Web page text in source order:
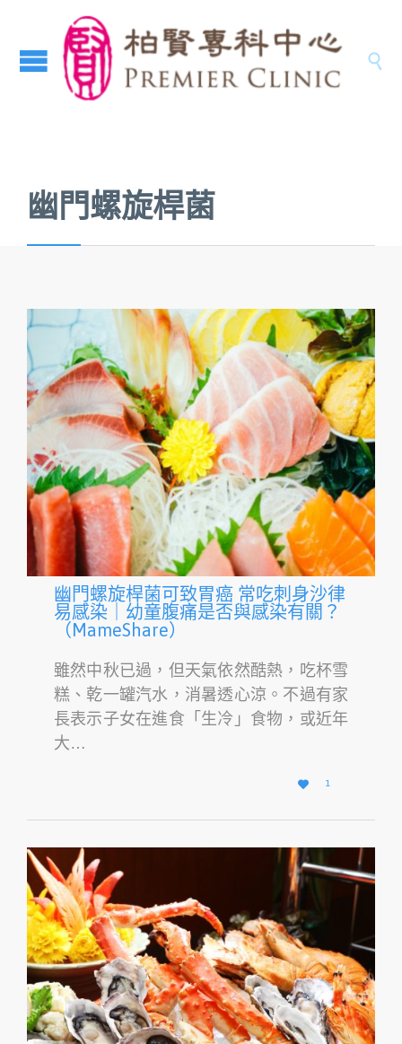

幽門螺旋桿菌
幽門螺旋桿菌可致胃癌 常吃刺身沙律
易感染｜幼童腹痛是否與感染有關？
（MameShare）
雖然中秋已過，但天氣依然酷熱，吃杯雪
糕、乾一罐汽水，消暑透心涼。不過有家
長表示子女在進食「生冷」食物，或近年
大…

愛1